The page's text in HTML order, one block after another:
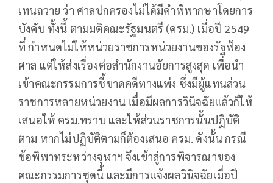
เทนถวาย ว่า ศาลปกครองไม่ได้มีคำพิพากษาโดยการ
บังคับ ทั้งนี้ ตามมติคณะรัฐมนตรี (ครม.) เมื่อปี 2549
ที่ กำหนดไม่ให้หน่วยราชการหน่วยงานของรัฐฟ้อง
ศาล แต่ให้ส่งเรื่องต่อสำนักงานอัยการสูงสุด เพื่อนำ
เข้าคณะกรรมการชี้ขาดคดีทางแพ่ง ซึ่งมีผู้แทนส่วน
ราชการหลายหน่วยงาน เมื่อมีผลการวินิจฉัยแล้วก็ให้
เสนอให้ ครม.ทราบ และให้ส่วนราชการนั้นปฏิบัติ
ตาม หากไม่ปฏิบัติตามก็ต้องเสนอ ครม. ดังนั้น กรณี
ข้อพิพาทระหว่างจุฬาฯ จึงเข้าสู่การพิจารณาของ
คณะกรรมการชุดนี้ และมีการแจ้งผลวินิจฉัยเมื่อปี